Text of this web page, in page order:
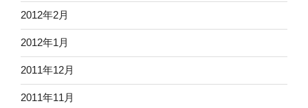
2012年2月
2012年1月
2011年12月
2011年11月